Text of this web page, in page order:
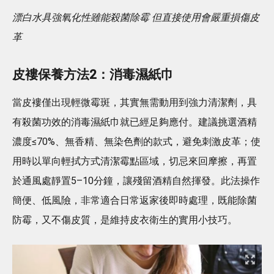
漂白水具強氧化性雖能殺菌除霉 但直接使用會嚴重損傷皮
革
皮褸保養方法2：消毒濕紙巾
當皮褸僅出現輕微霉斑，其實無需動用到強力清潔劑，具
有殺菌功效的消毒濕紙巾就已經足夠應付。建議挑選酒精
濃度≤70%、無香精、無染色劑的款式，避免刺激皮革；使
用時以單向輕拭方式清潔霉點區域，切忌來回摩擦，再置
於通風處靜置5–10分鐘，讓殘留酒精自然揮發。此法操作
簡便、低風險，非常適合日常返家後即時處理，既能除菌
防霉，又不傷皮質，是維持皮衣衛生的實用小技巧。